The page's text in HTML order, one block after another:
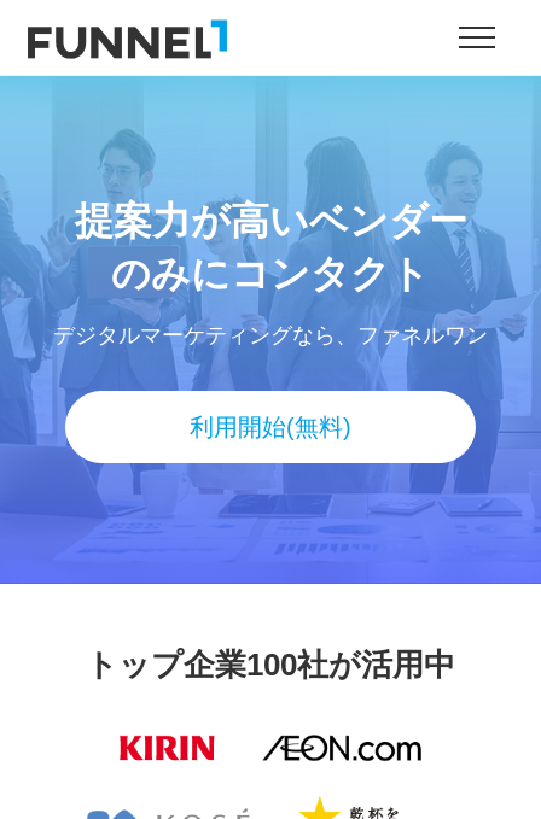
提案力が高いベンダー
のみにコンタクト
デジタルマーケティングなら、ファネルワン
利用開始(無料)
トップ企業100社が活用中